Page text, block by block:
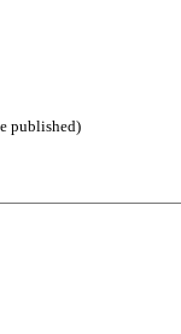
published)